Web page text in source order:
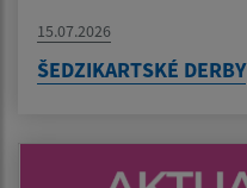
15.07.2026
ŠEDZIKARTSKÉ DERBY